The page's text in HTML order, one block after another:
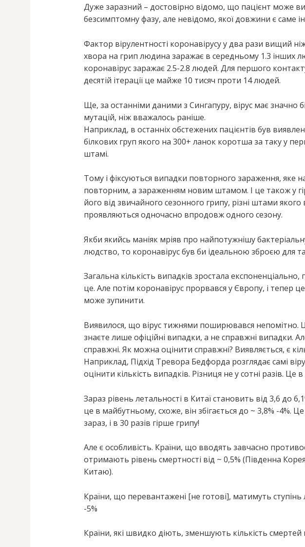
Дуже заразний – достовірно відомо, що пацієнт може
безсимптомну фазу, але невідомо, якої довжини є саме
Фактор вірулентності коронавірусу у два рази вищий
хвора на грип людина заражає в середньому 1.3 інших
коронавірус заражає 2.5-2.8 людей. Для першого
десятій ітерації це майже 10 тисяч проти 14 людей.
Ще, за останніми даними з Сингапуру, вірус має значно
мутацій, ніж вважалось раніше.
Наприклад, в останніх обстежених пацієнтів був
білкових груп якого на 300+ ланок коротша за таку у
штамі.
Тому і фіксуються випадки повторного зараження, яке
повторним, а зараженням новим штамом. І це також у
його від звичайного сезонного грипу, різні штами якого
проявляються одночасно впродовж одного сезону.
Якби якийсь маніяк мріяв про найпотужнішу
людство, то коронавірус був би ідеальною зброєю для
Загальна кількість випадків зростала
це. Але потім коронавірус прорвався у Європу, і тепер
може зупинити.
Виявилося, що вірус тижнями поширювався непомітно.
знаєте лише офіційні випадки, а не справжні випадки.
справжні. Як можна оцінити справжні? Виявляється, є
Наприклад, Підхід Тревора Бедфорда розглядає самі
оцінити кількість випадків. Різниця не у сотні разів. Це
Зараз рівень летальності в Китаї становить від 3,6 до
це в майбутньому, схоже, він збігається до ~ 3,8% -4%.
зараз, і в 30 разів гірше грипу!
Але є особливість. Країни, що вводять завчасно
отримають рівень смертності від ~ 0,5% (Південна
Китаю).
Країни, що перевантажені [не готові], матимуть ступінь
-5%
Країни, які швидко діють, зменшують кількість